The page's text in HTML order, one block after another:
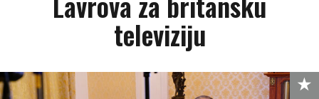
televiziju